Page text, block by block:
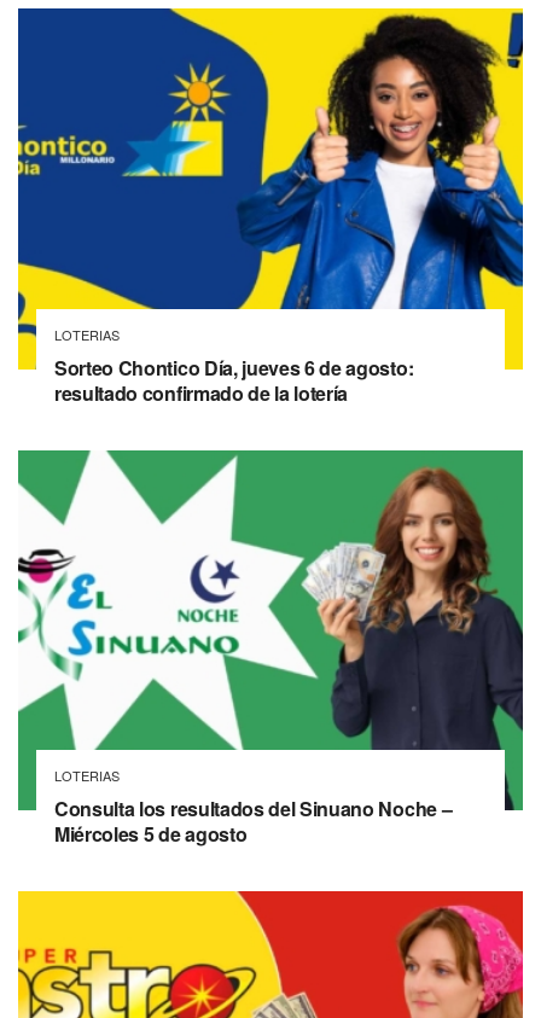
LOTERIAS
Sorteo Chontico Día, jueves 6 de agosto:
resultado confirmado de la lotería
LOTERIAS
Consulta los resultados del Sinuano Noche –
Miércoles 5 de agosto